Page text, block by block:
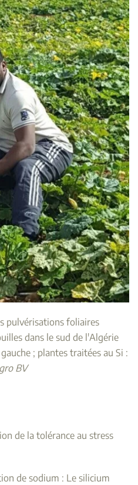
pulvérisations foliaires
dans le sud de l'Algérie
; plantes traitées au Si :
BV
de la tolérance au stress
de sodium : Le silicium